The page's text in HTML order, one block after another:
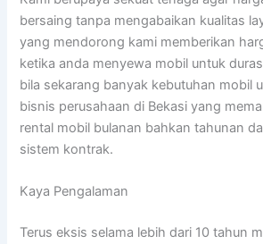
bersaing tanpa mengabaikan kualitas
yang mendorong kami memberikan
ketika anda menyewa mobil untuk
bila sekarang banyak kebutuhan mobil
bisnis perusahaan di Bekasi yang
rental mobil bulanan bahkan tahunan
sistem kontrak.
Kaya Pengalaman
Terus eksis selama lebih dari 10 tahun